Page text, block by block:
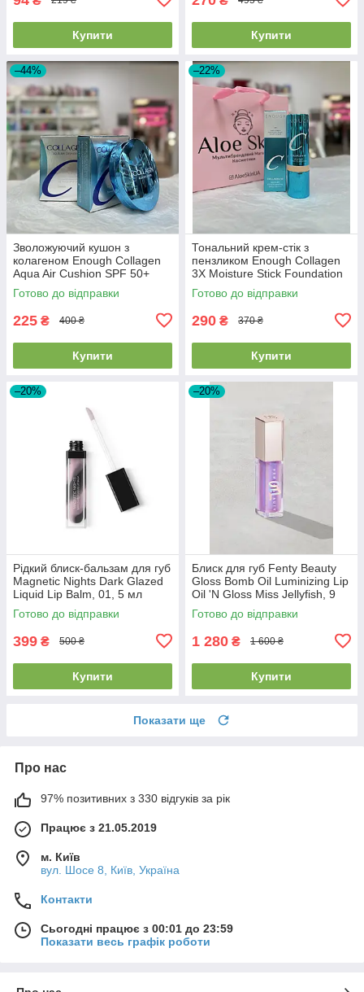
Купити Купити
–44%
Зволожуючий кушон з
колагеном Enough Collagen
Aqua Air Cushion SPF 50+
PA+++ 15г #13 Light Beige
Готово до відправки
225 ₴ 400 ₴
Купити
–22%
Тональний крем-стік з
пензликом Enough Collagen
3X Moisture Stick Foundation
SPF50+PA++++ #21 Natural
Beige 14г
Готово до відправки
290 ₴ 370 ₴
Купити
–20%
Рідкий блиск-бальзам для губ
Magnetic Nights Dark Glazed
Liquid Lip Balm, 01, 5 мл
Готово до відправки
399 ₴ 500 ₴
Купити
–20%
Блиск для губ Fenty Beauty
Gloss Bomb Oil Luminizing Lip
Oil 'N Gloss Miss Jellyfish, 9
мл
Готово до відправки
1 280 ₴ 1 600 ₴
Купити
Показати ще
Про нас
97% позитивних з 330 відгуків за рік
Працює з 21.05.2019
м. Київ
вул. Шосе 8, Київ, Україна
Контакти
Сьогодні працює з 00:01 до 23:59
Показати весь графік роботи